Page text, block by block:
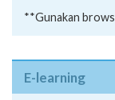
**Gunakan
E-learning